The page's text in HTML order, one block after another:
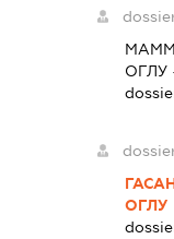
ОГЛУ
ОГЛУ